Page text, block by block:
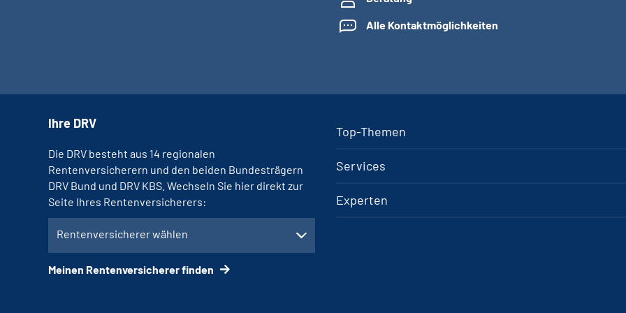
Alle Kontaktmöglichkeiten
Top-Themen
Services
Experten
Ihre DRV
Die DRV besteht aus 14 regionalen
Rentenversicherern und den beiden Bundesträgern
DRV Bund und DRV KBS. Wechseln Sie hier direkt zur
Seite Ihres Rentenversicherers:
Rentenversicherer wählen
Meinen Rentenversicherer finden